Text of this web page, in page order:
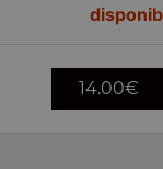
14.00€